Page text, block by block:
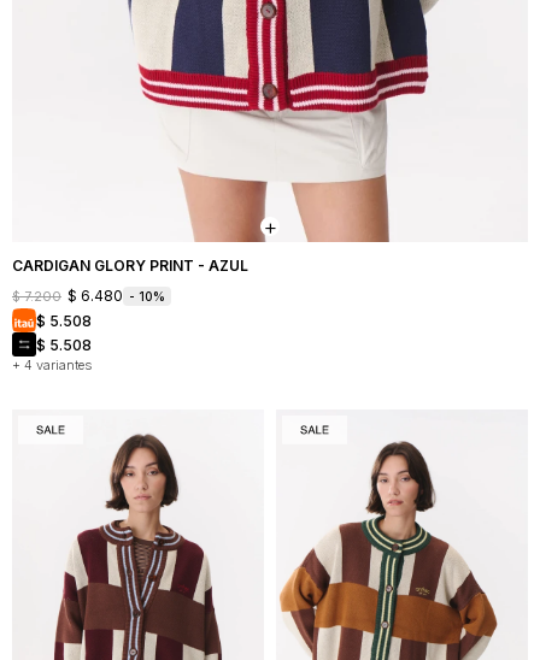
CARDIGAN GLORY PRINT - AZUL
+ 4 variantes
$ 7.200 $ 6.480 10
$ 5.508
$ 5.508